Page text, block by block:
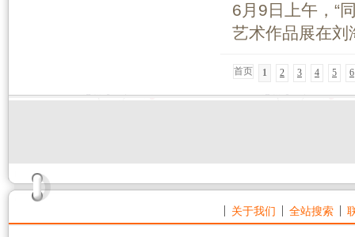
6月9日上午，“
艺术作品展在刘
首页 1 2 3 4 5 6
关于我们 全站搜索